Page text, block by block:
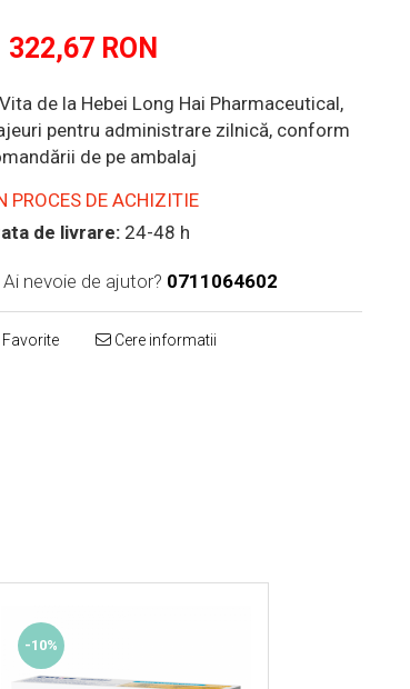
322,67 RON
de la Hebei Long Hai Pharmaceutical,
pentru administrare zilnică, conform
de pe ambalaj
PROCES DE ACHIZITIE
de livrare: 24-48 h
Ai nevoie de ajutor? 0711064602
Cere informatii
-10%